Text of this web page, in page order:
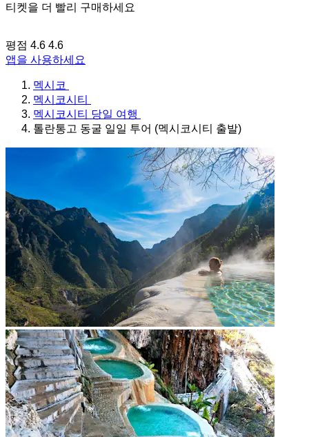
티켓을 더 빨리 구매하세요
평점 4.6 4.6
앱을 사용하세요
멕시코
멕시코시티
멕시코시티 당일 여행
톨란통고 동굴 일일 투어 (멕시코시티 출발)